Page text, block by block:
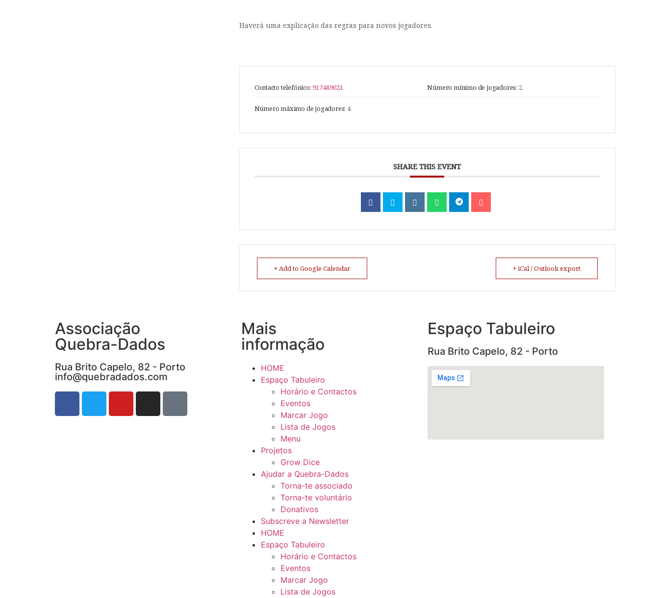
Haverá uma explicação das regras para novos jogadores.
Contacto telefónico:917489621 Número mínimo de jogadores: 2
Número máximo de jogadores:4
SHARE THIS EVENT
+ Add to Google Calendar + iCal / Outlook export
Associação
Quebra-Dados
Rua Brito Capelo, 82 - Porto
info@quebradados.com
Mais
informação
HOME
Espaço Tabuleiro
Horário e Contactos
Eventos
Marcar Jogo
Lista de Jogos
Menu
Projetos
Grow Dice
Ajudar a Quebra-Dados
Torna-te associado
Torna-te voluntário
Donativos
Subscreve a Newsletter
HOME
Espaço Tabuleiro
Horário e Contactos
Eventos
Marcar Jogo
Lista de Jogos
Espaço Tabuleiro
Rua Brito Capelo, 82 - Porto